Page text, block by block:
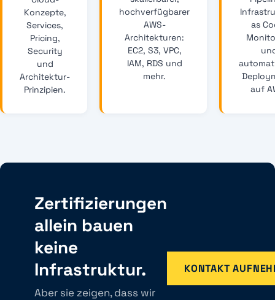
Konzepte,
Services,
Pricing,
Security
und
Architektur-
Prinzipien.
hochverfügbarer
AWS-
Architekturen:
EC2, S3, VPC,
IAM, RDS und
mehr.
as
auf
Zertifizierungen
allein bauen
keine
Infrastruktur.
Aber sie zeigen, dass wir
KONTAKT